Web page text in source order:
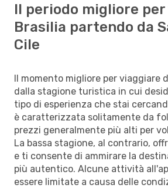
Il periodo migliore
Brasilia partendo da
Cile
Il momento migliore per viaggiare
dalla stagione turistica in cui
tipo di esperienza che stai
è caratterizzata solitamente da
prezzi generalmente più alti per
La bassa stagione, al contrario,
e ti consente di ammirare la
più autentico. Alcune attività
essere limitate a causa delle